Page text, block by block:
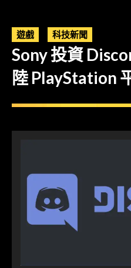
遊戲 科技新聞
Sony 投資
陸 PlayStation